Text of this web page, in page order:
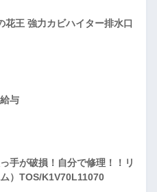
花王 強力カビハイター排水口
与
手が破損！自分で修理！！リ
）TOS/K1V70L11070